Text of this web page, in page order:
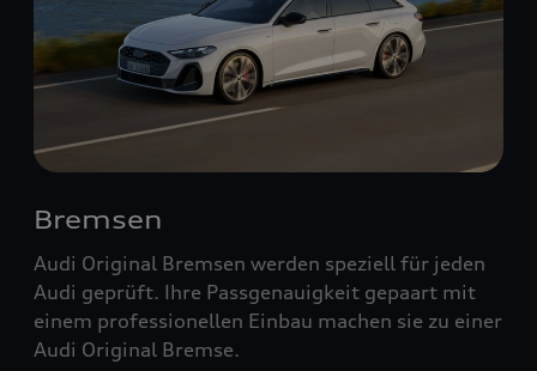
Bremsen
Audi Original Bremsen werden speziell für jeden
Audi geprüft. Ihre Passgenauigkeit gepaart mit
einem professionellen Einbau machen sie zu einer
Audi Original Bremse.